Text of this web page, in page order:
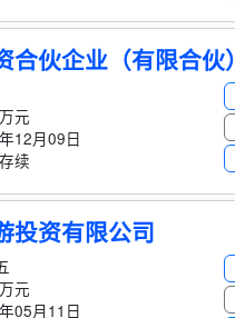
合伙企业（有限合伙）
元
12月09日
续
投资有限公司
元
05月11日